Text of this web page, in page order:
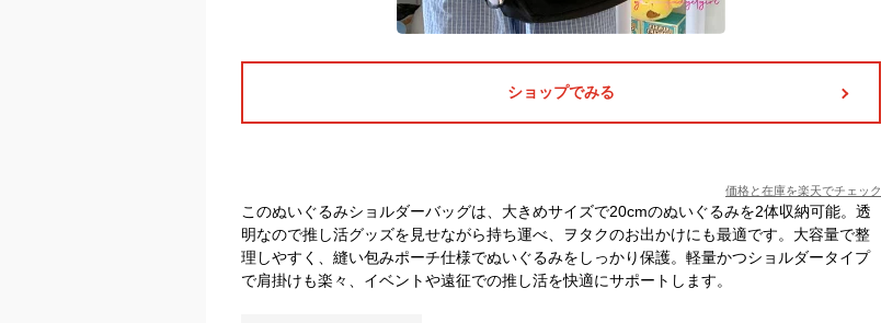
ショップでみる
価格と在庫を楽天でチェック
このぬいぐるみショルダーバッグは、大きめサイズで20cmのぬいぐるみを2体収納可能。透
明なので推し活グッズを見せながら持ち運べ、ヲタクのお出かけにも最適です。大容量で整
理しやすく、縫い包みポーチ仕様でぬいぐるみをしっかり保護。軽量かつショルダータイプ
で肩掛けも楽々、イベントや遠征での推し活を快適にサポートします。